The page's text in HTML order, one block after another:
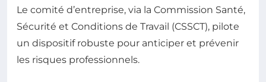
Le comité d’entreprise, via la Commission Santé,
Sécurité et Conditions de Travail (CSSCT), pilote
un dispositif robuste pour anticiper et prévenir
les risques professionnels.